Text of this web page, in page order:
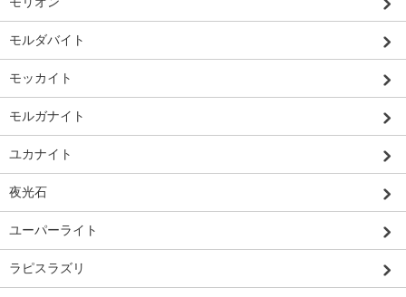
モルダバイト
モッカイト
モルガナイト
ユカナイト
夜光石
ユーパーライト
ラピスラズリ